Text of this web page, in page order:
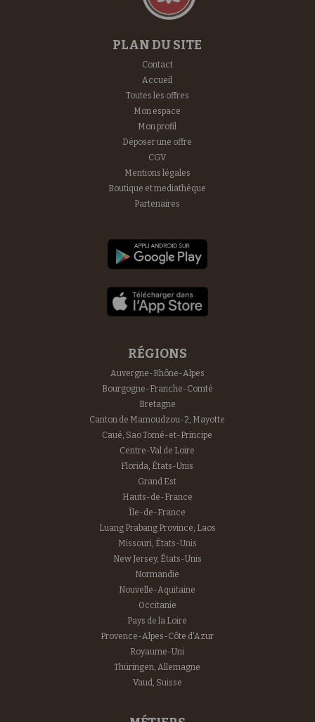
PLAN DU SITE
Contact
Accueil
Toutes les offres
Mon espace
Mon profil
Déposer une offre
CGV
Mentions légales
Boutique et mediathèque
Partenaires
RÉGIONS
Auvergne-Rhône-Alpes
Bourgogne-Franche-Comté
Bretagne
Canton de Mamoudzou-2, Mayotte
Caué, Sao Tomé-et-Principe
Centre-Val de Loire
Florida, États-Unis
Grand Est
Hauts-de-France
Île-de-France
Luang Prabang Province, Laos
Missouri, États-Unis
New Jersey, États-Unis
Normandie
Nouvelle-Aquitaine
Occitanie
Pays de la Loire
Provence-Alpes-Côte d'Azur
Royaume-Uni
Thüringen, Allemagne
Vaud, Suisse